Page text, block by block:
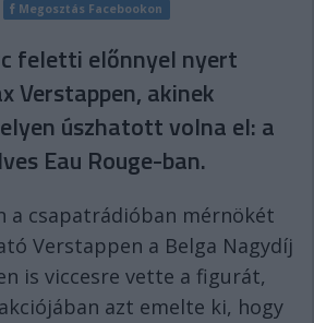
Megosztás Facebookon
feletti előnnyel nyert
Verstappen, akinek
úszhatott volna el: a
Eau Rouge-ban.
a csapatrádióban mérnökét
Verstappen a Belga Nagydíj
is viccesre vette a figurát,
azt emelte ki, hogy